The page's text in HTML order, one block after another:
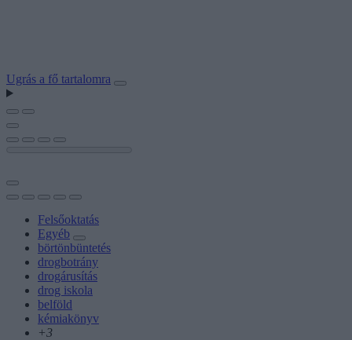
Ugrás a fő tartalomra
Felsőoktatás
Egyéb
börtönbüntetés
drogbotrány
drogárusítás
drog iskola
belföld
kémiakönyv
+3